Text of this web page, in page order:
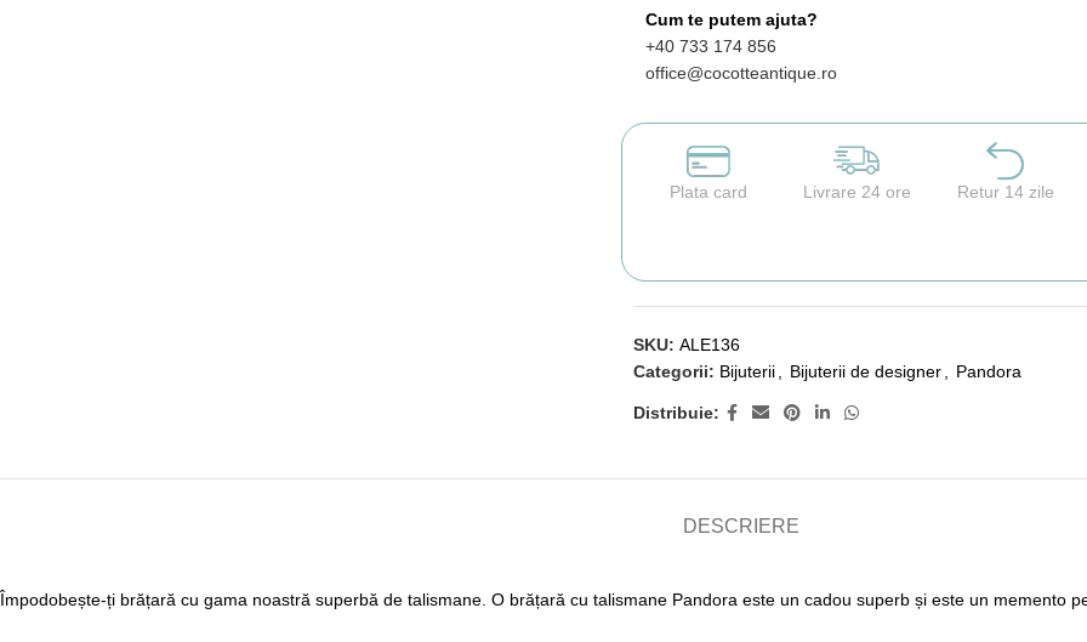
Cum te putem ajuta?
+40 733 174 856
office@cocotteantique.ro
Plata card Livrare 24 ore Retur 14 zile
SKU: ALE136
Categorii: Bijuterii Bijuterii de designer Pandora
Distribuie:
DESCRIERE
Împodobește-ți brățară cu gama noastră superbă de talismane. O brățară cu talismane Pandora este un cadou superb și este un memento